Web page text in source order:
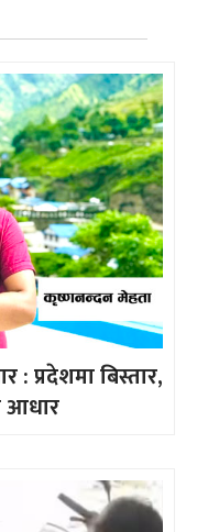
प्रदेशमा बिस्तार,
आधार